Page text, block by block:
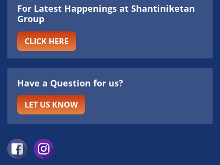
For Latest Happenings at Shantiniketan
Group
CLICK HERE
Have a Question for us?
LET US KNOW